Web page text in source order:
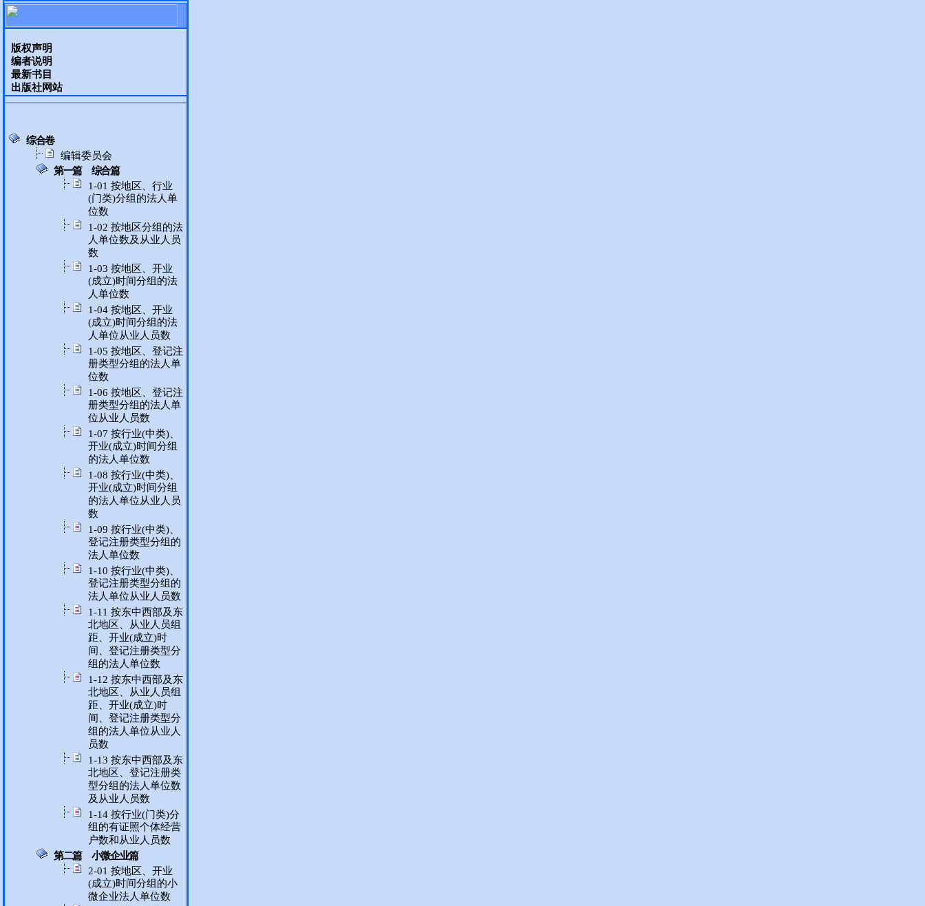
版权声明
编者说明
最新书目
出版社网站
综合卷
编辑委员会
第一篇 综合篇
1-01 按地区、行业
(门类)分组的法人单
位数
1-02 按地区分组的法
人单位数及从业人员
数
1-03 按地区、开业
(成立)时间分组的法
人单位数
1-04 按地区、开业
(成立)时间分组的法
人单位从业人员数
1-05 按地区、登记注
册类型分组的法人单
位数
1-06 按地区、登记注
册类型分组的法人单
位从业人员数
1-07 按行业(中类)、
开业(成立)时间分组
的法人单位数
1-08 按行业(中类)、
开业(成立)时间分组
的法人单位从业人员
数
1-09 按行业(中类)、
登记注册类型分组的
法人单位数
1-10 按行业(中类)、
登记注册类型分组的
法人单位从业人员数
1-11 按东中西部及东
北地区、从业人员组
距、开业(成立)时
间、登记注册类型分
组的法人单位数
1-12 按东中西部及东
北地区、从业人员组
距、开业(成立)时
间、登记注册类型分
组的法人单位从业人
员数
1-13 按东中西部及东
北地区、登记注册类
型分组的法人单位数
及从业人员数
1-14 按行业(门类)分
组的有证照个体经营
户数和从业人员数
第二篇 小微企业篇
2-01 按地区、开业
(成立)时间分组的小
微企业法人单位数